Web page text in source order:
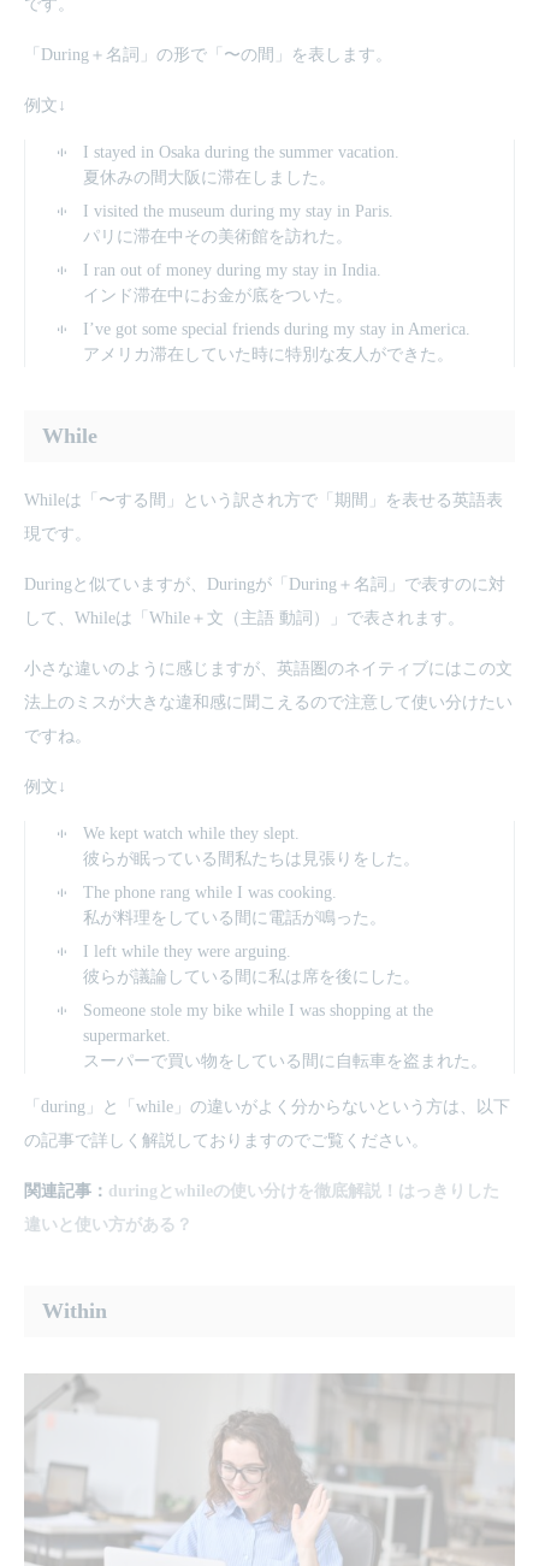
です。
「During＋名詞」の形で「〜の間」を表します。
例文↓
I stayed in Osaka during the summer vacation.
夏休みの間大阪に滞在しました。
I visited the museum during my stay in Paris.
パリに滞在中その美術館を訪れた。
I ran out of money during my stay in India.
インド滞在中にお金が底をついた。
I’ve got some special friends during my stay in America.
アメリカ滞在していた時に特別な友人ができた。
While
Whileは「〜する間」という訳され方で「期間」を表せる英語表
現です。
Duringと似ていますが、Duringが「During＋名詞」で表すのに対
して、Whileは「While＋文（主語 動詞）」で表されます。
小さな違いのように感じますが、英語圏のネイティブにはこの文
法上のミスが大きな違和感に聞こえるので注意して使い分けたい
ですね。
例文↓
We kept watch while they slept.
彼らが眠っている間私たちは見張りをした。
The phone rang while I was cooking.
私が料理をしている間に電話が鳴った。
I left while they were arguing.
彼らが議論している間に私は席を後にした。
Someone stole my bike while I was shopping at the
supermarket.
スーパーで買い物をしている間に自転車を盗まれた。
「during」と「while」の違いがよく分からないという方は、以下
の記事で詳しく解説しておりますのでご覧ください。
関連記事： duringとwhileの使い分けを徹底解説！はっきりした
違いと使い方がある？
Within